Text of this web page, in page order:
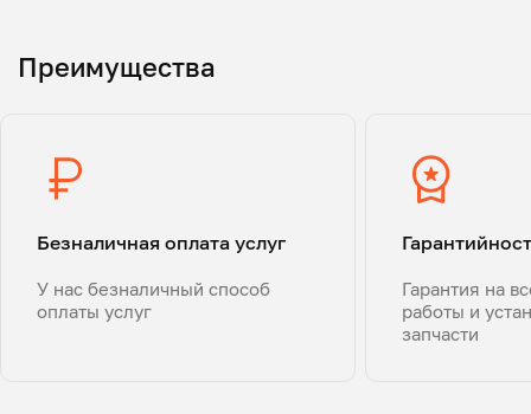
Преимущества
Безналичная оплата услуг
У нас безналичный способ
оплаты услуг
Гарантия на
работы и
запчасти